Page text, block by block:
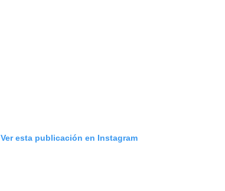
Ver esta publicación en Instagram